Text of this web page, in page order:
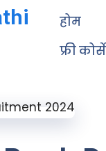
होम
फ्री